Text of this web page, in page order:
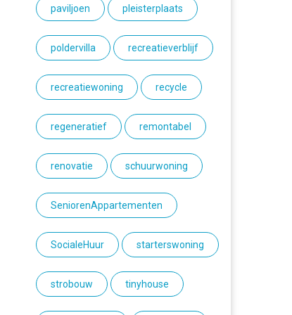
paviljoen pleisterplaats
poldervilla recreatieverblijf
recreatiewoning recycle
regeneratief remontabel
renovatie schuurwoning
SeniorenAppartementen
SocialeHuur starterswoning
strobouw tinyhouse